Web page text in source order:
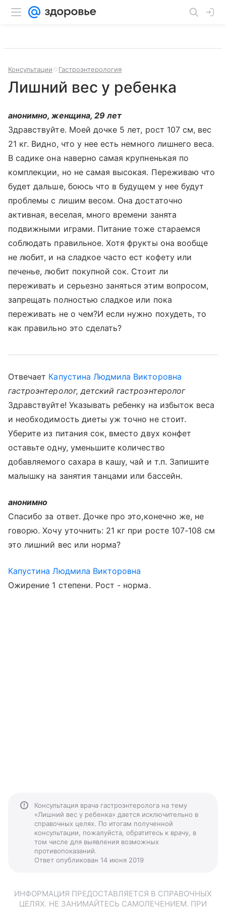
Консультации Гастроэнтерология
Лишний вес у ребенка
анонимно, женщина, 29 лет
Здравствуйте. Моей дочке 5 лет, рост 107 см, вес
21 кг. Видно, что у нее есть немного лишнего веса.
В садике она наверно самая крупненькая по
комплекции, но не самая высокая. Переживаю что
будет дальше, боюсь что в будущем у нее будут
проблемы с лишим весом. Она достаточно
активная, веселая, много времени занята
подвижными играми. Питание тоже стараемся
соблюдать правильное. Хотя фрукты она вообще
не любит, и на сладкое часто ест кофету или
печенье, любит покупной сок. Стоит ли
переживать и серьезно заняться этим вопросом,
запрещать полностью сладкое или пока
переживать не о чем?И если нужно похудеть, то
как правильно это сделать?
Отвечает Капустина Людмила Викторовна
гастроэнтеролог, детский гастроэнтеролог
Здравствуйте! Указывать ребенку на избыток веса
и необходимость диеты уж точно не стоит.
Уберите из питания сок, вместо двух конфет
оставьте одну, уменьшите количество
добавляемого сахара в кашу, чай и т.п. Запишите
малышку на занятия танцами или бассейн.
анонимно
Спасибо за ответ. Дочке про это,конечно же, не
говорю. Хочу уточнить: 21 кг при росте 107-108 см
это лишний вес или норма?
Капустина Людмила Викторовна
Ожирение 1 степени. Рост - норма.
Консультация врача гастроэнтеролога на тему
«Лишний вес у ребенка» дается исключительно в
справочных целях. По итогам полученной
консультации, пожалуйста, обратитесь к врачу, в
том числе для выявления возможных
противопоказаний.
Ответ опубликован 14 июня 2019
ИНФОРМАЦИЯ ПРЕДОСТАВЛЯЕТСЯ В СПРАВОЧНЫХ
ЦЕЛЯХ. НЕ ЗАНИМАЙТЕСЬ САМОЛЕЧЕНИЕМ. ПРИ